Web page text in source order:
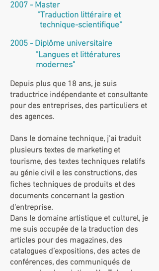
2007 - Master
"Traduction littéraire et
technique-scientifique"
2005 - Diplôme universitaire
"Langues et littératures
modernes"
Depuis plus que 18 ans, je suis
traductrice indépendante et consultante
pour des entreprises, des particuliers et
des agences.
Dans le domaine technique, j'ai traduit
plusieurs textes de marketing et
tourisme, des textes techniques relatifs
au génie civil e les constructions, des
fiches techniques de produits et des
documents concernant la gestion
d'entreprise.
Dans le domaine artistique et culturel, je
me suis occupée de la traduction des
articles pour des magazines, des
catalogues d’expositions, des actes de
conférences, des communiqués de